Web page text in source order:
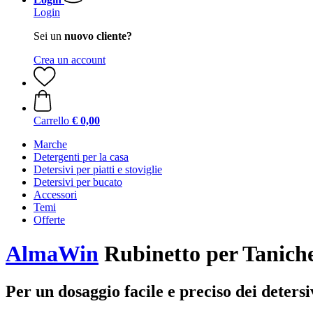
Login
Sei un nuovo cliente?
Crea un account
Carrello € 0,00
Marche
Detergenti per la casa
Detersivi per piatti e stoviglie
Detersivi per bucato
Accessori
Temi
Offerte
AlmaWin Rubinetto per
Per un dosaggio facile e preciso dei